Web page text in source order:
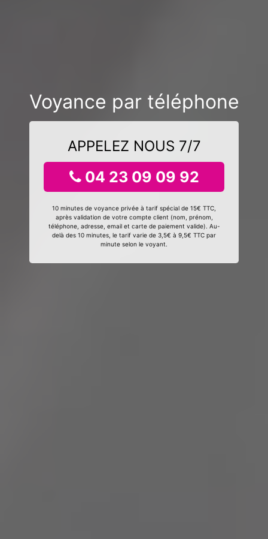
Voyance par téléphone
APPELEZ NOUS 7/7
04 23 09 09 92
10 minutes de voyance privée à tarif spécial de 15€ TTC,
après validation de votre compte client (nom, prénom,
téléphone, adresse, email et carte de paiement valide). Au-
delà des 10 minutes, le tarif varie de 3,5€ à 9,5€ TTC par
minute selon le voyant.